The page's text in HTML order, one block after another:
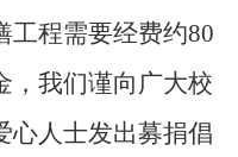
工程需要经费约80
，我们谨向广大校
心人士发出募捐倡